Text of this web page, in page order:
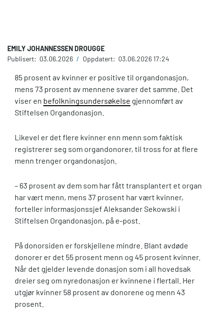
EMILY JOHANNESSEN DROUGGE
Publisert: 03.06.2026 / Oppdatert: 03.06.2026 17:24
85 prosent av kvinner er positive til organdonasjon,
mens 73 prosent av mennene svarer det samme. Det
viser en befolkningsundersøkelse gjennomført av
Stiftelsen Organdonasjon.
Likevel er det flere kvinner enn menn som faktisk
registrerer seg som organdonorer, til tross for at flere
menn trenger organdonasjon.
– 63 prosent av dem som har fått transplantert et organ
har vært menn, mens 37 prosent har vært kvinner,
forteller informasjonssjef Aleksander Sekowski i
Stiftelsen Organdonasjon, på e-post.
På donorsiden er forskjellene mindre. Blant avdøde
donorer er det 55 prosent menn og 45 prosent kvinner.
Når det gjelder levende donasjon som i all hovedsak
dreier seg om nyredonasjon er kvinnene i flertall. Her
utgjør kvinner 58 prosent av donorene og menn 43
prosent.